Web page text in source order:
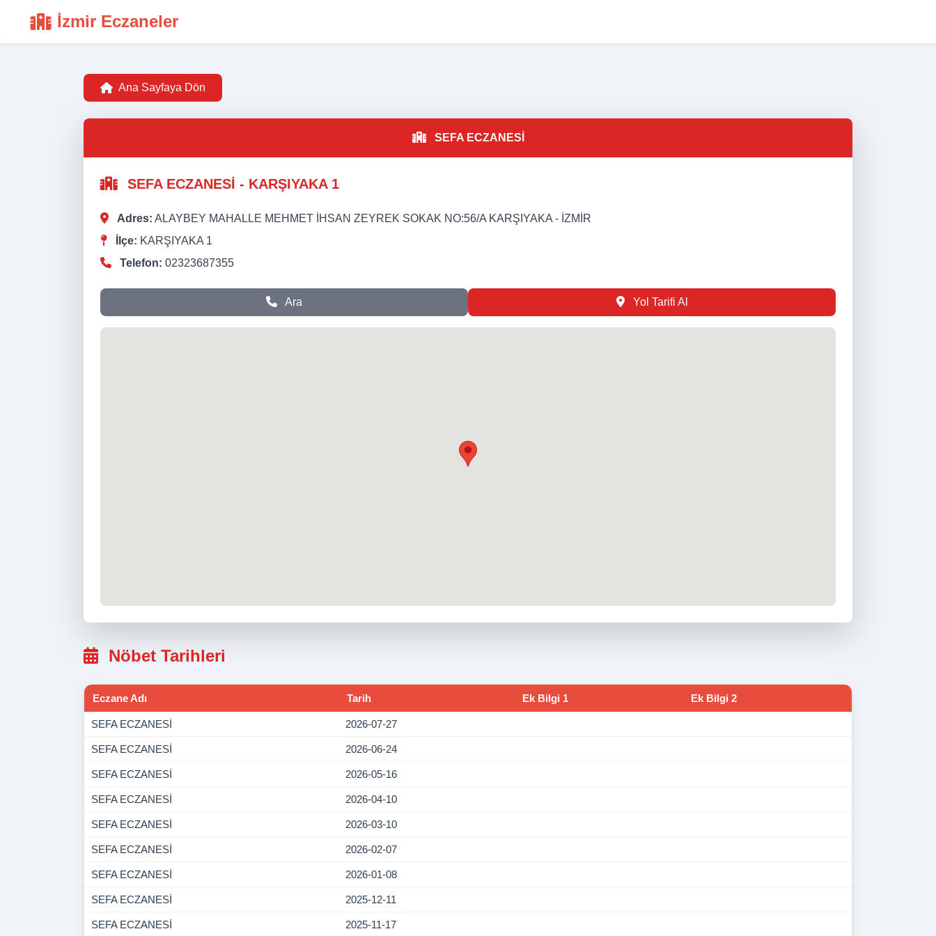
İzmir Eczaneler
Ana Sayfaya Dön
SEFA ECZANESİ
SEFA ECZANESİ - KARŞIYAKA 1
Adres: ALAYBEY MAHALLE MEHMET İHSAN ZEYREK SOKAK NO:56/A KARŞIYAKA - İZMİR
İlçe: KARŞIYAKA 1
Telefon: 02323687355
Ara Yol Tarifi Al
Nöbet Tarihleri
Eczane Adı Tarih Ek Bilgi 1 Ek Bilgi 2
SEFA ECZANESİ 2026-07-27
SEFA ECZANESİ 2026-06-24
SEFA ECZANESİ 2026-05-16
SEFA ECZANESİ 2026-04-10
SEFA ECZANESİ 2026-03-10
SEFA ECZANESİ 2026-02-07
SEFA ECZANESİ 2026-01-08
SEFA ECZANESİ 2025-12-11
SEFA ECZANESİ 2025-11-17